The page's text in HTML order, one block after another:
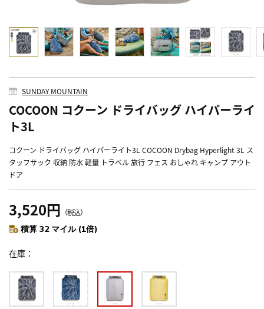
SUNDAY MOUNTAIN
COCOON コクーン ドライバッグ ハイパーライ
ト3L
コクーン ドライバッグ ハイパーライト3L COCOON Drybag Hyperlight 3L ス
タッフサック 収納 防水 軽量 トラベル 旅行 フェス おしゃれ キャンプ アウト
ドア
3,520円 （税込）
積算 32 マイル (1倍)
在庫